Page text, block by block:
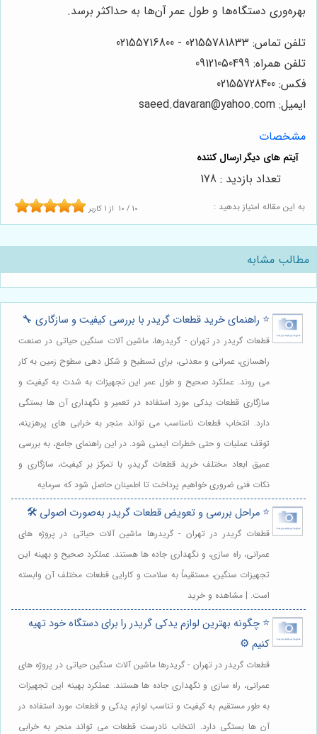
بهره‌وری دستگاه‌ها و طول عمر آن‌ها به حداکثر برسد.
تلفن تماس: 02155781833 - 02155716800
تلفن همراه: 09121050499
فکس: 02155728400
ایمیل: saeed.davaran@yahoo.com
مشخصات
به این مقاله امتیاز بدهید : 10 / 10 از 1 کاربر
تعداد بازدید : 178
مطالب مشابه
⭐️ راهنمای خرید قطعات گریدر با بررسی کیفیت و سازگاری 🔧
قطعات گریدر در تهران - گریدرها، ماشین آلات سنگین حیاتی در صنعت
راهسازی، عمرانی و معدنی، برای تسطیح و شکل دهی سطوح زمین به کار
می روند. عملکرد صحیح و طول عمر این تجهیزات به شدت به کیفیت و
سازگاری قطعات یدکی مورد استفاده در تعمیر و نگهداری آن ها بستگی
دارد. انتخاب قطعات نامناسب می تواند منجر به خرابی های پرهزینه،
توقف عملیات و حتی خطرات ایمنی شود. در این راهنمای جامع، به بررسی
عمیق ابعاد مختلف خرید قطعات گریدر، با تمرکز بر کیفیت، سازگاری و
نکات فنی ضروری خواهیم پرداخت تا اطمینان حاصل شود که سرمایه
⭐️ مراحل بررسی و تعویض قطعات گریدر به‌صورت اصولی 🛠️
قطعات گریدر در تهران - گریدرها ماشین آلات حیاتی در پروژه های
عمرانی، راه سازی، و نگهداری جاده ها هستند. عملکرد صحیح و بهینه این
تجهیزات سنگین، مستقیماً به سلامت و کارایی قطعات مختلف آن وابسته
است. | مشاهده و خرید
⭐️ چگونه بهترین لوازم یدکی گریدر را برای دستگاه خود تهیه
کنیم ⚙️
قطعات گریدر در تهران - گریدرها ماشین آلات سنگین حیاتی در پروژه های
عمرانی، راه سازی و نگهداری جاده ها هستند. عملکرد بهینه این تجهیزات
به طور مستقیم به کیفیت و تناسب لوازم یدکی و قطعات مورد استفاده در
آن ها بستگی دارد. انتخاب نادرست قطعات می تواند منجر به خرابی